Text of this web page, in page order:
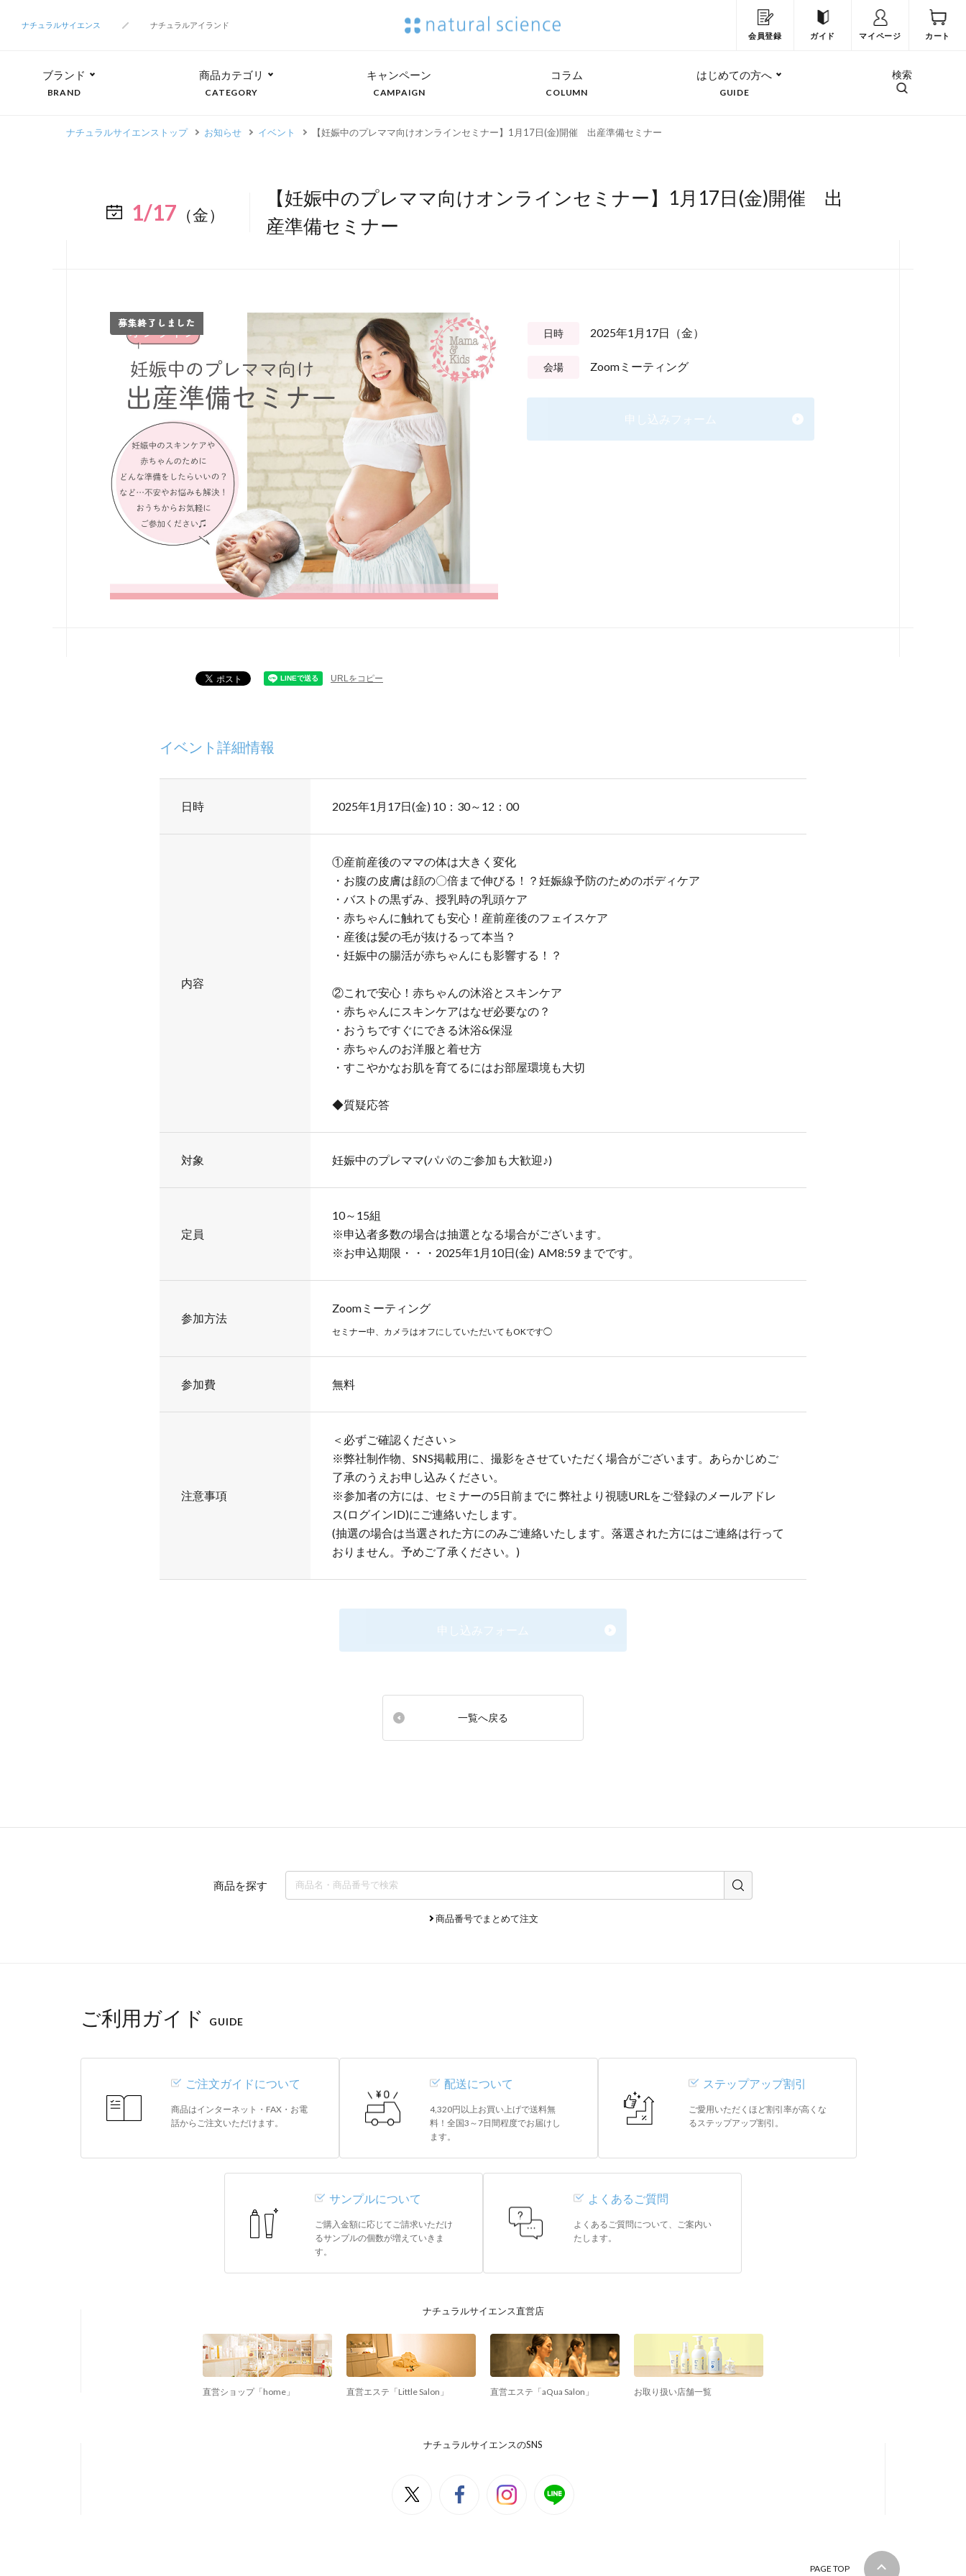
ナチュラルサイエンス
ナチュラルアイランド
会員登録
ガイド マイページ カート
ブランド
BRAND
商品カテゴリ
CATEGORY
キャンペーン
CAMPAIGN
コラム
COLUMN
はじめての方へ
GUIDE
検索
ナチュラルサイエンストップ お知らせ イベント 【妊娠中のプレママ向けオンラインセミナー】1月17日(金)開催 出産準備セミナー
1/17 （金）
【妊娠中のプレママ向けオンラインセミナー】1月17日(金)開催 出
産準備セミナー
日時 2025年1月17日（金）
会場 Zoomミーティング
申し込みフォーム
URLをコピー
イベント詳細情報
日時 2025年1月17日(金) 10：30～12：00
内容
①産前産後のママの体は大きく変化
・お腹の皮膚は顔の〇倍まで伸びる！？妊娠線予防のためのボディケア
・バストの黒ずみ、授乳時の乳頭ケア
・赤ちゃんに触れても安心！産前産後のフェイスケア
・産後は髪の毛が抜けるって本当？
・妊娠中の腸活が赤ちゃんにも影響する！？
②これで安心！赤ちゃんの沐浴とスキンケア
・赤ちゃんにスキンケアはなぜ必要なの？
・おうちですぐにできる沐浴&保湿
・赤ちゃんのお洋服と着せ方
・すこやかなお肌を育てるにはお部屋環境も大切
◆質疑応答
対象 妊娠中のプレママ(パパのご参加も大歓迎♪)
定員
10～15組
※申込者多数の場合は抽選となる場合がございます。
※お申込期限・・・2025年1月10日(金) AM8:59 までです。
参加方法
Zoomミーティング
セミナー中、カメラはオフにしていただいてもOKです◯
参加費 無料
注意事項
＜必ずご確認ください＞
※弊社制作物、SNS掲載用に、撮影をさせていただく場合がございます。あらかじめご
了承のうえお申し込みください。
※参加者の方には、セミナーの5日前までに 弊社より視聴URL をご登録のメールアドレ
ス( ログインID)にご連絡いたします。
(抽選の場合は当選された方にのみご連絡いたします。落選された方にはご連絡は行って
おりません。予めご了承ください。)
申し込みフォーム
一覧へ戻る
商品を探す
商品番号でまとめて注文
ご利用ガイド GUIDE
ご注文ガイドについて
商品はインターネット・FAX・お電
話からご注文いただけます。
配送について
4,320円以上お買い上げで送料無
料！全国3～7日間程度でお届けし
ます。
ステップアップ割引
ご愛用いただくほど割引率が高くな
るステップアップ割引。
サンプルについて
ご購入金額に応じてご請求いただけ
るサンプルの個数が増えていきま
す。
よくあるご質問
よくあるご質問について、ご案内い
たします。
ナチュラルサイエンス直営店
直営ショップ「home」 直営エステ「Little Salon」 直営エステ「aQua Salon」 お取り扱い店舗一覧
ナチュラルサイエンスのSNS
PAGE TOP